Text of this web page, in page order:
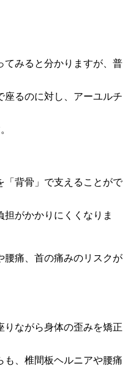
てみると分かりますが、普
座るのに対し、アーユルチ
「背骨」で支えることがで
がかかりにくくなりま
腰痛、首の痛みのリスクが
りながら身体の歪みを矯正
も、椎間板ヘルニアや腰痛